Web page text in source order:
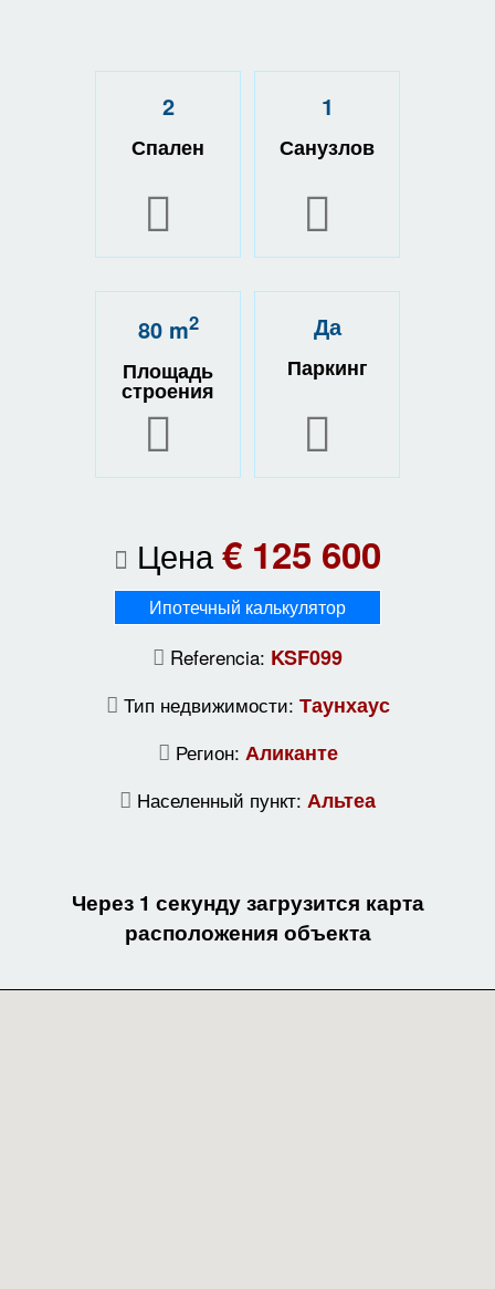
2
Спален
1
Санузлов
80 m2
Площадь
строения
Да
Паркинг
Цена€ 125 600
Ипотечный калькулятор
Referencia: KSF099
Тип недвижимости: Таунхаус
Регион: Аликанте
Населенный пункт: Альтеа
Через 1 секунду загрузится карта
расположения объекта